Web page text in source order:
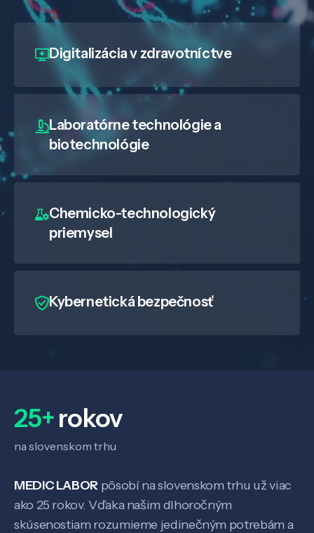
Pôsobenie
O nás
Digitalizáciav zdravotníctve
Laboratórne technológie a
biotechnológie
Chemicko-technologický
priemysel
Kybernetická bezpečnosť
25+rokov
na slovenskom trhu
MEDIC LABOR pôsobí na slovenskom trhu už viac
ako 25 rokov. Vďaka našim dlhoročným
skúsenostiam rozumieme jedinečným potrebám a